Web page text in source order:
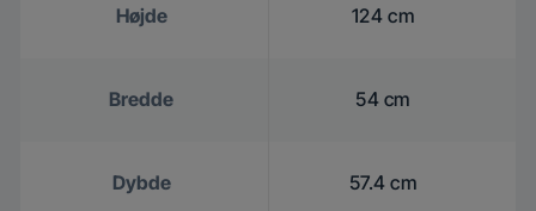
Højde 124 cm
Bredde 54 cm
Dybde 57.4 cm